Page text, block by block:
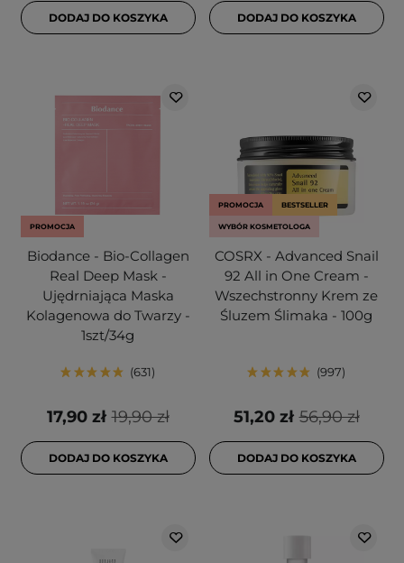
DODAJ DO KOSZYKA DODAJ DO KOSZYKA
PROMOCJA
Biodance - Bio-Collagen
Real Deep Mask -
Ujędrniająca Maska
Kolagenowa do Twarzy -
1szt/34g
631
19,90 zł
17,90 zł
DODAJ DO KOSZYKA
PROMOCJA BESTSELLER
WYBÓR KOSMETOLOGA
COSRX - Advanced Snail
92 All in One Cream -
Wszechstronny Krem ze
Śluzem Ślimaka - 100g
997
56,90 zł
51,20 zł
DODAJ DO KOSZYKA